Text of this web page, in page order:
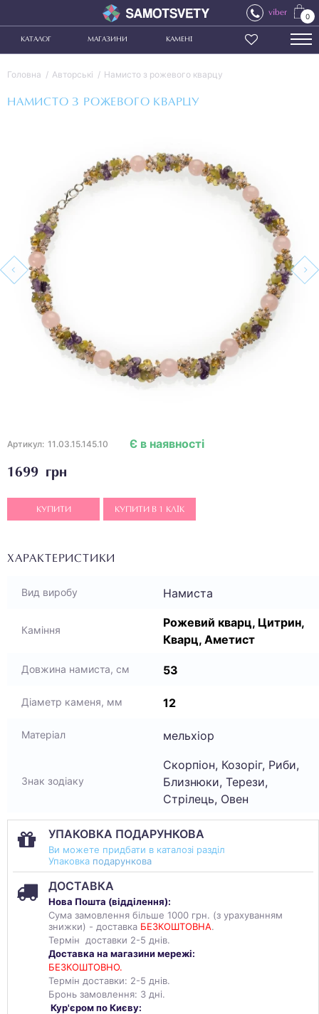
viber 0
КАТАЛОГ МАГАЗИНИ КАМЕНІ
Головна Авторські Намисто з рожевого кварцу
НАМИСТО З РОЖЕВОГО КВАРЦУ
Артикул: 11.03.15.145.10
1699 грн
Є в наявності
КУПИТИ КУПИТИ В 1 КЛІК
ХАРАКТЕРИСТИКИ
Вид виробу Намиста
Каміння
Рожевий кварц, Цитрин,
Кварц, Аметист
Довжина намиста, см 53
Діаметр каменя, мм 12
Матеріал мельхіор
Знак зодіаку
Скорпіон, Козоріг, Риби,
Близнюки, Терези,
Стрілець, Овен
УПАКОВКА ПОДАРУНКОВА
Ви можете придбати в каталозі разділ
Упаковка подарункова
ДОСТАВКА
Нова Пошта (відділення):
Сума замовлення більше 1000 грн. (з урахуванням
знижки) - доставка БЕЗКОШТОВНА.
Термін доставки 2-5 днів.
Доставка на магазини мережі:
БЕЗКОШТОВНО.
Термін доставки: 2-5 днів.
Бронь замовлення: 3 дні.
Кур'єром по Києву: